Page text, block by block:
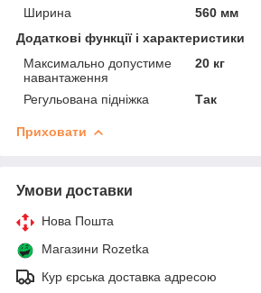
Ширина
560 мм
Додаткові функції і характеристики
Максимально допустиме
навантаження
20 кг
Регульована підніжка Так
Приховати
Умови доставки
Нова Пошта
Магазини Rozetka
Кур єрська доставка адресою